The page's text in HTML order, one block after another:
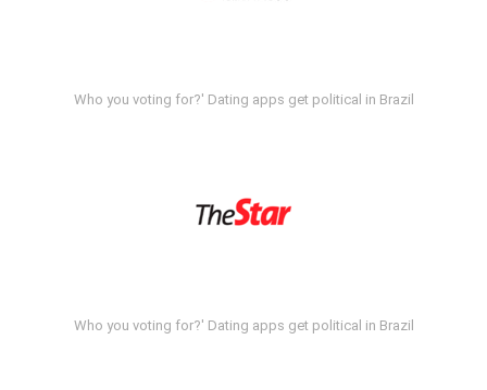
Who you voting for?' Dating apps get political in Brazil
Who you voting for?' Dating apps get political in Brazil